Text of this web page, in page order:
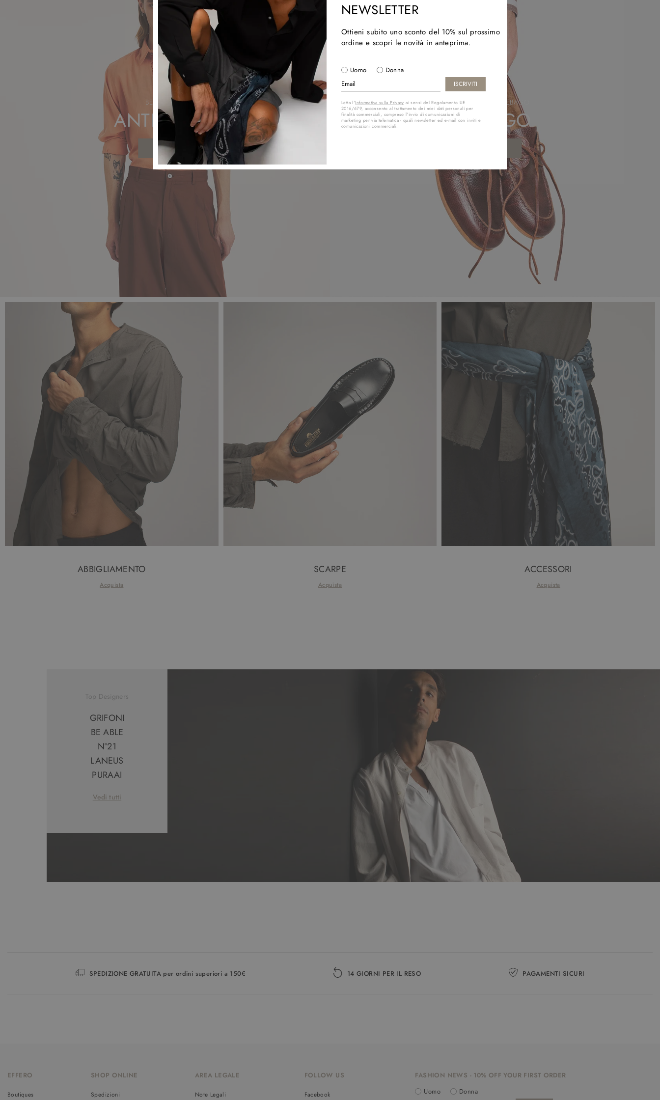
NEWSLETTER
Ottieni subito uno sconto del 10% sul prossimo
ordine e scopri le novità in anteprima.
Uomo Donna
Letta l'Informativa sulla Privacy ai sensi del Regolamento UE
2016/679, acconsento al trattamento dei miei dati personali per
finalità commerciali, compreso l'invio di comunicazioni di
marketing per via telematica - quali newsletter ed e-mail con inviti e
comunicazioni commerciali.
BENVENUTO
ANTIK BATIK
SCOPRI
L'ESTATE È DI SEBAGO
SEBAGO
ABBIGLIAMENTO
Acquista
SCARPE
Acquista
ACCESSORI
Acquista
Top Designers
GRIFONI
BE ABLE
N°21
LANEUS
PURAAI
Vedi tutti
SPEDIZIONE GRATUITA per ordini superiori a 150€ 14 GIORNI PER IL RESO PAGAMENTI SICURI
EFFERO
Boutiques
SHOP ONLINE
Spedizioni
AREA LEGALE
Note Legali
FOLLOW US
Facebook
FASHION NEWS - 10% OFF YOUR FIRST ORDER
Uomo
Donna